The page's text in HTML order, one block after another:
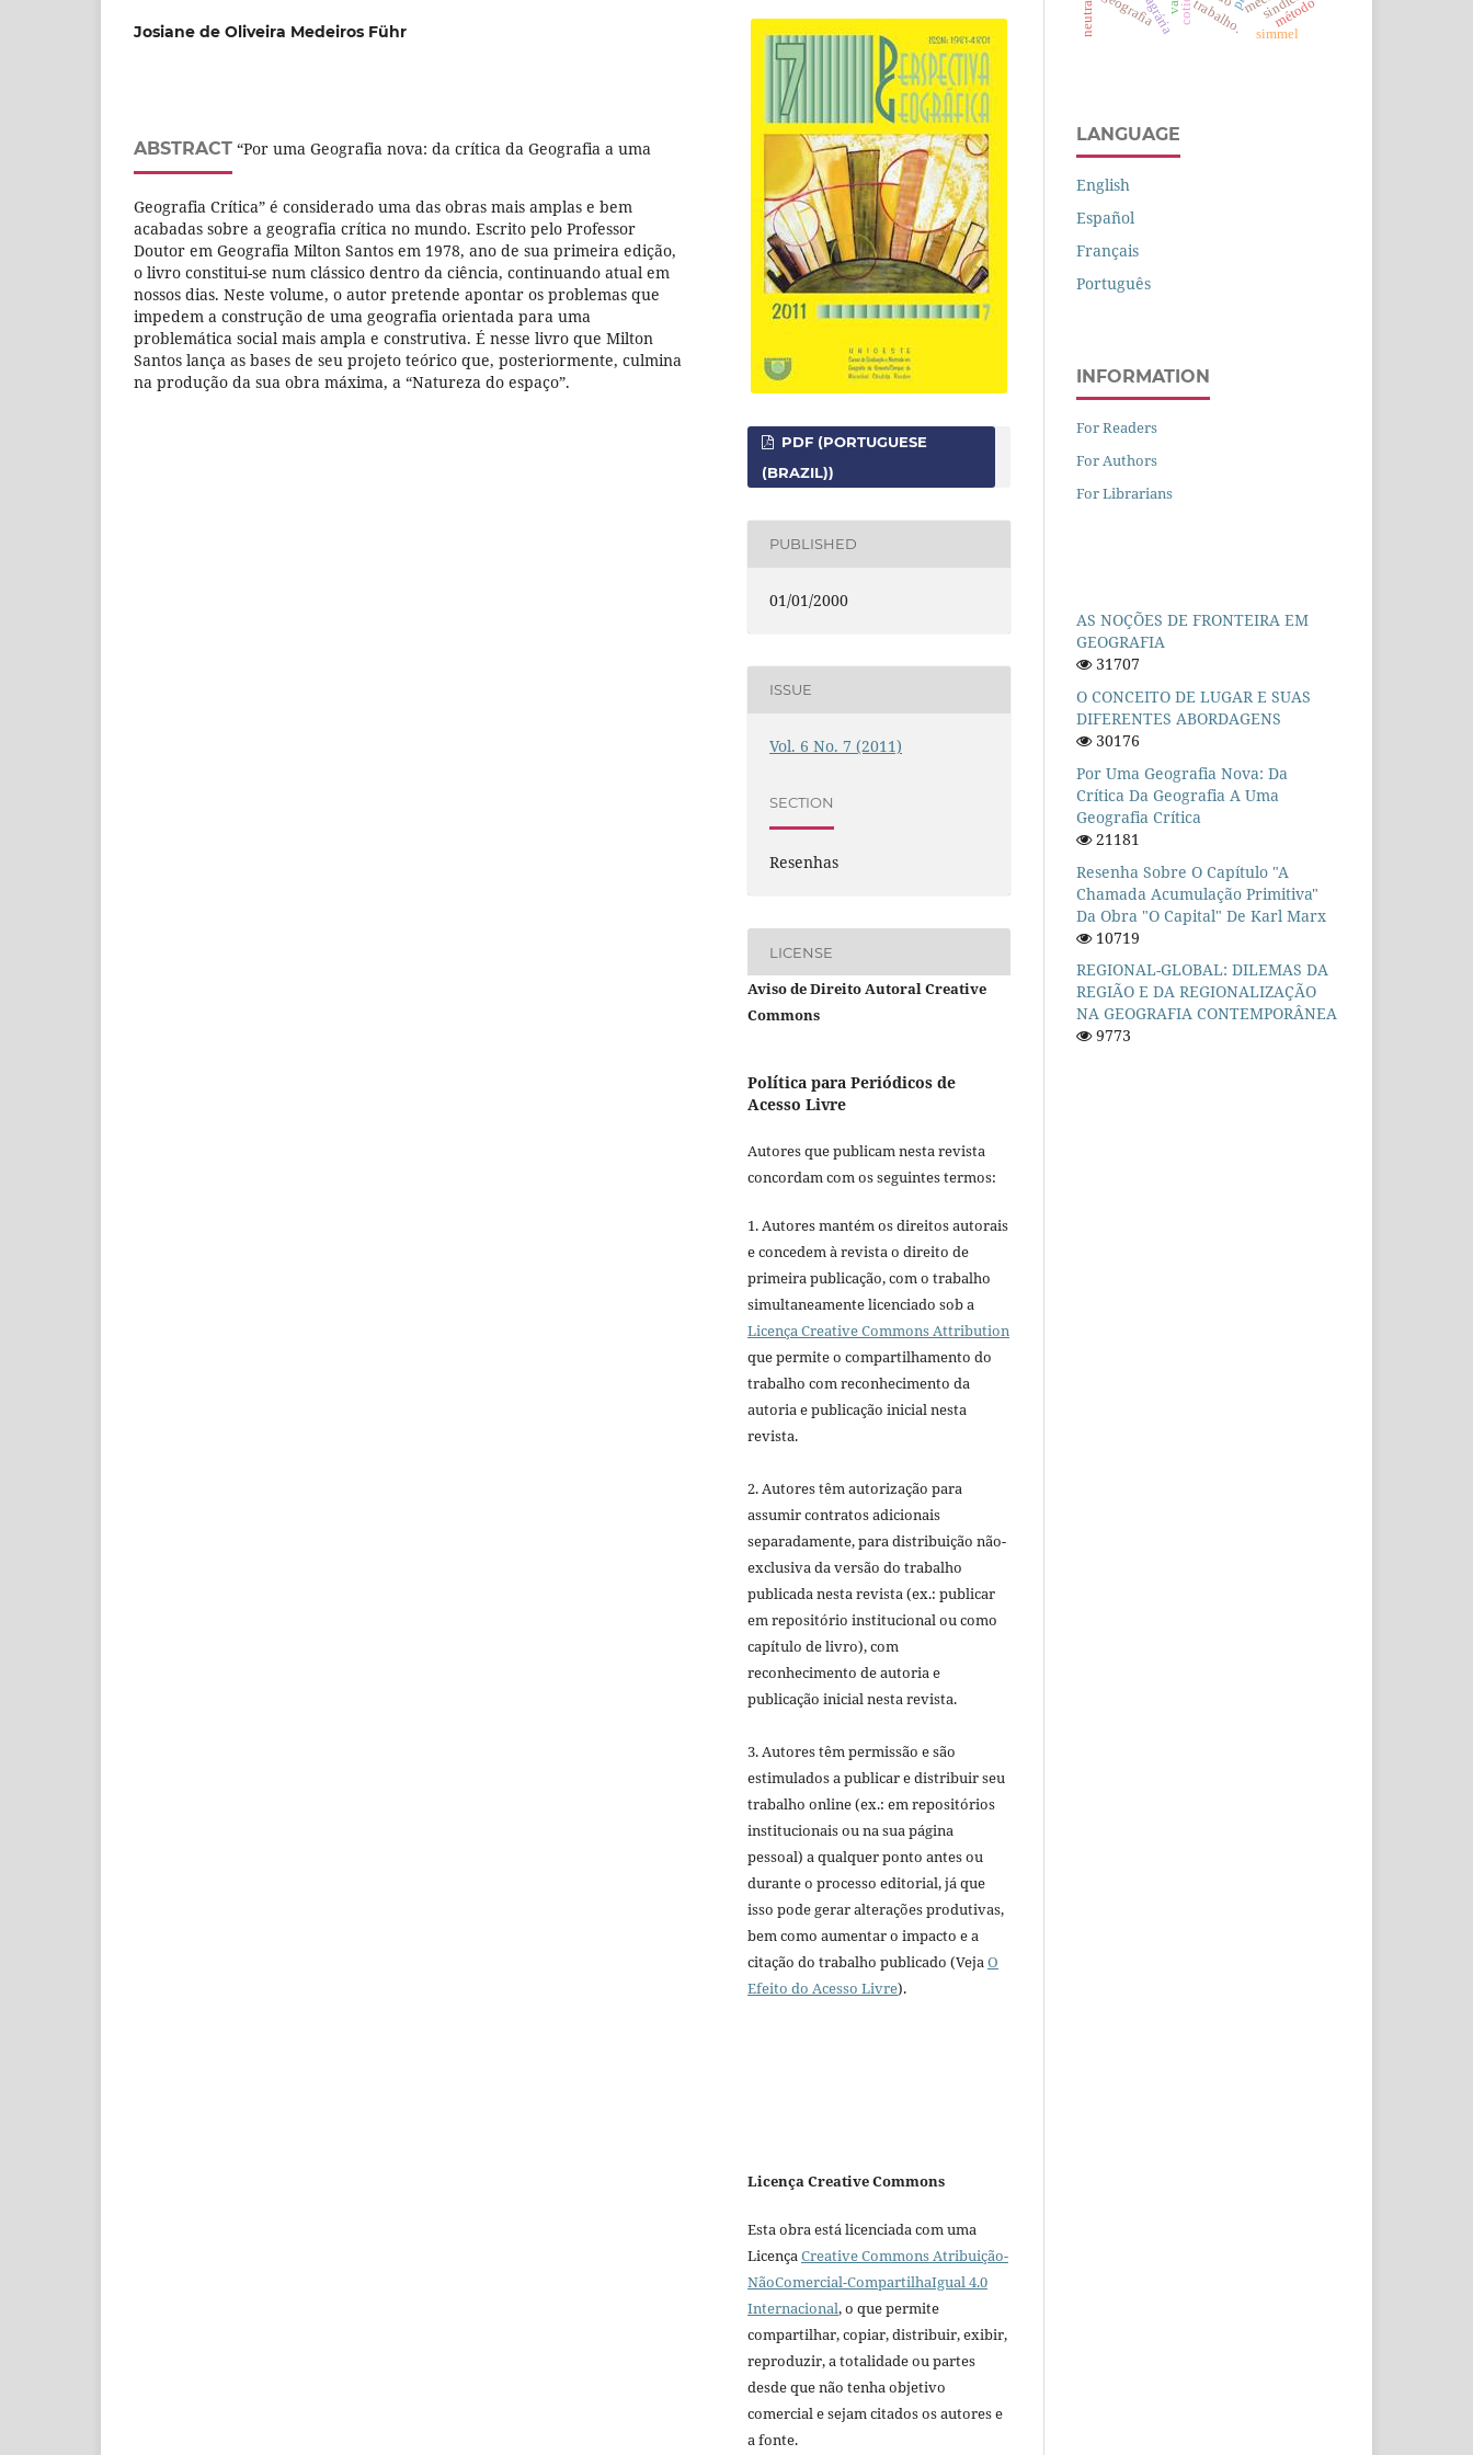
Josiane de Oliveira Medeiros Führ
ABSTRACT “Por uma Geografia nova: da crítica da Geografia a uma
Geografia Crítica” é considerado uma das obras mais amplas e bem
acabadas sobre a geografia crítica no mundo. Escrito pelo Professor
Doutor em Geografia Milton Santos em 1978, ano de sua primeira edição,
o livro constitui-se num clássico dentro da ciência, continuando atual em
nossos dias. Neste volume, o autor pretende apontar os problemas que
impedem a construção de uma geografia orientada para uma
problemática social mais ampla e construtiva. É nesse livro que Milton
Santos lança as bases de seu projeto teórico que, posteriormente, culmina
na produção da sua obra máxima, a “Natureza do espaço”.
PDF (PORTUGUESE
(BRAZIL))
PUBLISHED
01/01/2000
ISSUE
Vol. 6 No. 7 (2011)
SECTION
Resenhas
LICENSE
Aviso de Direito Autoral Creative
Commons
Política para Periódicos de
Acesso Livre
Autores que publicam nesta revista
concordam com os seguintes termos:
1. Autores mantém os direitos autorais
e concedem à revista o direito de
primeira publicação, com o trabalho
simultaneamente licenciado sob a
Licença Creative Commons Attribution
que permite o compartilhamento do
trabalho com reconhecimento da
autoria e publicação inicial nesta
revista.
2. Autores têm autorização para
assumir contratos adicionais
separadamente, para distribuição não-
exclusiva da versão do trabalho
publicada nesta revista (ex.: publicar
em repositório institucional ou como
capítulo de livro), com
reconhecimento de autoria e
publicação inicial nesta revista.
3. Autores têm permissão e são
estimulados a publicar e distribuir seu
trabalho online (ex.: em repositórios
institucionais ou na sua página
pessoal) a qualquer ponto antes ou
durante o processo editorial, já que
isso pode gerar alterações produtivas,
bem como aumentar o impacto e a
citação do trabalho publicado (VejaO
Efeito do Acesso Livre).
Licença Creative Commons
Esta obra está licenciada com uma
LicençaCreative Commons Atribuição-
NãoComercial-CompartilhaIgual 4.0
Internacional, o que permite
compartilhar, copiar, distribuir, exibir,
reproduzir, a totalidade ou partes
desde que não tenha objetivo
comercial e sejam citados os autores e
a fonte.
trabalho.
geografia método
simmel
LANGUAGE
English
Español
Français
Português
INFORMATION
For Readers
For Authors
For Librarians
AS NOÇÕES DE FRONTEIRA EM
GEOGRAFIA
31707
O CONCEITO DE LUGAR E SUAS
DIFERENTES ABORDAGENS
30176
Por Uma Geografia Nova: Da
Crítica Da Geografia A Uma
Geografia Crítica
21181
Resenha Sobre O Capítulo "A
Chamada Acumulação Primitiva"
Da Obra "O Capital" De Karl Marx
10719
REGIONAL-GLOBAL: DILEMAS DA
REGIÃO E DA REGIONALIZAÇÃO
NA GEOGRAFIA CONTEMPORÂNEA
9773